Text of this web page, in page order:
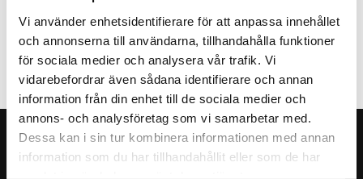
Vi använder enhetsidentifierare för att anpassa innehållet
och annonserna till användarna, tillhandahålla funktioner
för sociala medier och analysera vår trafik. Vi
vidarebefordrar även sådana identifierare och annan
information från din enhet till de sociala medier och
annons- och analysföretag som vi samarbetar med.
Dessa kan i sin tur kombinera informationen med annan
information som du har tillhandahållit eller som de har
SPECIFIKATION